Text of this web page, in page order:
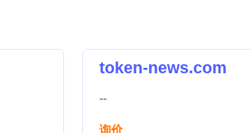
token-news.com
--
询价